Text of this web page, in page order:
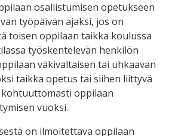
osallistumisen opetukseen
työpäivän ajaksi, jos on
toisen oppilaan taikka koulussa
työskentelevän henkilön
väkivaltaisen tai uhkaavan
taikka opetus tai siihen liittyvä
oppilaan
vuoksi.
on ilmoitettava oppilaan